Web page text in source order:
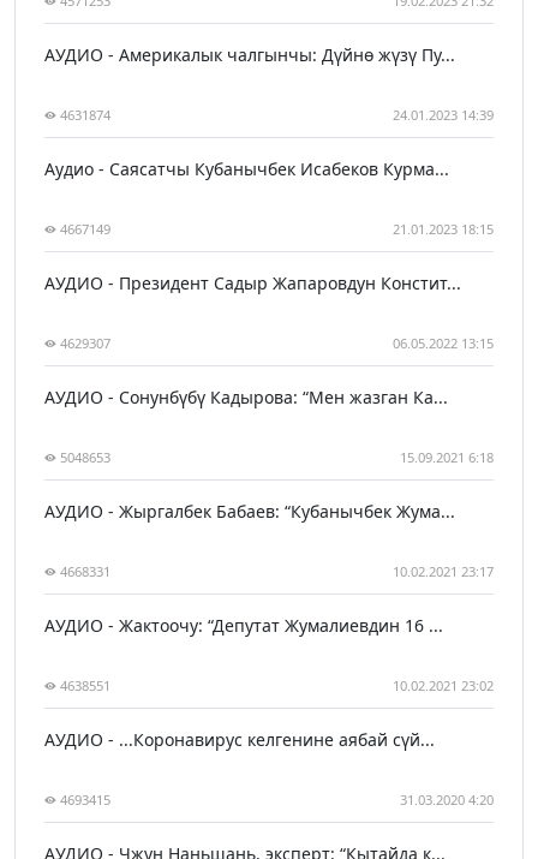
АУДИО - Америкалык чалгынчы: Дүйнө жүзү Пу...
4631874 24.01.2023 14:39
Аудио - Саясатчы Кубанычбек Исабеков Курма...
4667149 21.01.2023 18:15
АУДИО - Президент Садыр Жапаровдун Констит...
4629307 06.05.2022 13:15
АУДИО - Сонунбүбү Кадырова: “Мен жазган Ка...
5048653 15.09.2021 6:18
АУДИО - Жыргалбек Бабаев: “Кубанычбек Жума...
4668331 10.02.2021 23:17
АУДИО - Жактоочу: “Депутат Жумалиевдин 16 ...
4638551 10.02.2021 23:02
АУДИО - ...Коронавирус келгенине аябай сүй...
4693415 31.03.2020 4:20
АУДИО - Чжун Наньшань, эксперт: “Кытайда к...